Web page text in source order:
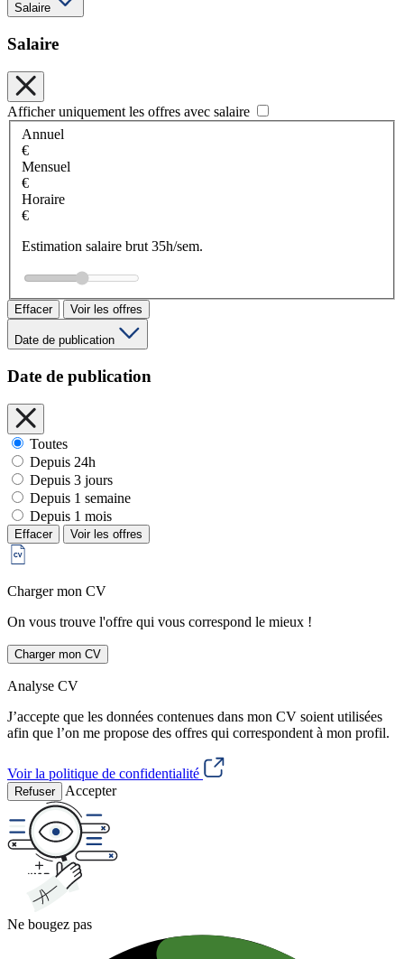
Salaire
Salaire
Afficher uniquement les offres avec salaire
Annuel
€
Mensuel
€
Horaire
€
Estimation salaire brut 35h/sem.
Effacer Voir les offres
Date de publication
Date de publication
Toutes
Depuis 24h
Depuis 3 jours
Depuis 1 semaine
Depuis 1 mois
Effacer Voir les offres
Charger mon CV
On vous trouve l'offre qui vous correspond le mieux !
Charger mon CV
Analyse CV
J’accepte que les données contenues dans mon CV soient utilisées
afin que l’on me propose des offres qui correspondent à mon profil.
Voir la politique de confidentialité
Refuser Accepter
Ne bougez pas